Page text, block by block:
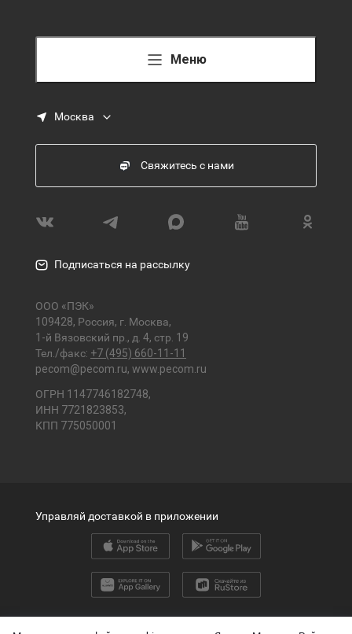
Меню
Москва
Свяжитесь с нами
Подписаться на рассылку
ООО «ПЭК»
109428, Россия, г. Москва,
1-й Вязовский пр., д. 4, стр. 19
Тел./факс: +7 (495) 660-11-11
pecom@pecom.ru, www.pecom.ru
ОГРН 1147746182748,
ИНН 7721823853,
КПП 775050001
2026 © ООО «ПЭК»
Управляй доставкой в приложении